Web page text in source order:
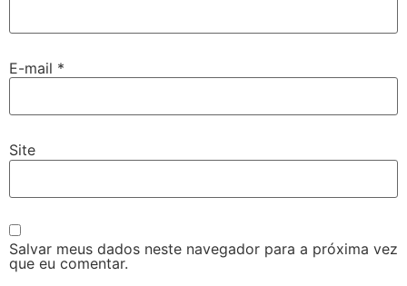
E-mail *
Site
Salvar meus dados neste navegador para a próxima vez
que eu comentar.